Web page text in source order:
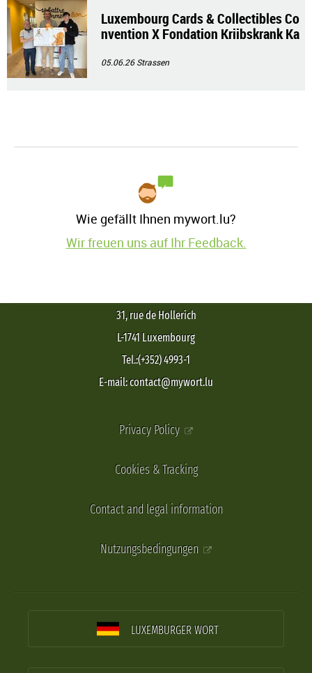
Luxembourg Cards & Collectibles Co
nvention X Fondation Kriibskrank Ka
05.06.26Strassen
Wie gefällt Ihnen mywort.lu?
Wir freuen uns auf Ihr Feedback.
31, rue de Hollerich
L-1741 Luxembourg
Tel.:(+352) 4993-1
E-mail: contact@mywort.lu
Privacy Policy
Cookies & Tracking
Contact and legal information
Nutzungsbedingungen
LUXEMBURGER WORT